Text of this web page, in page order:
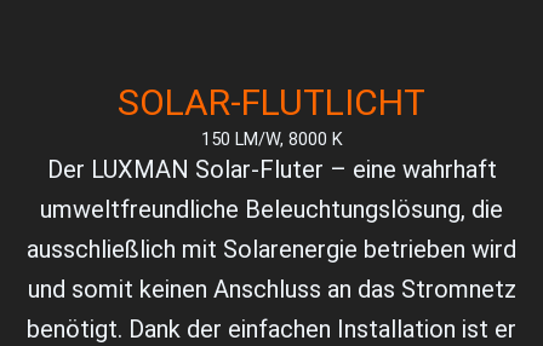
SOLAR-FLUTLICHT
150 LM/W, 8000 K
Der LUXMAN Solar-Fluter – eine wahrhaft
umweltfreundliche Beleuchtungslösung, die
ausschließlich mit Solarenergie betrieben wird
und somit keinen Anschluss an das Stromnetz
benötigt. Dank der einfachen Installation ist er